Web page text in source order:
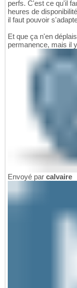
perfs. C'est ce qu'il
heures de
il faut pouvoir
Et que ça n'en
permanence, mais il
Envoyé par calvaire